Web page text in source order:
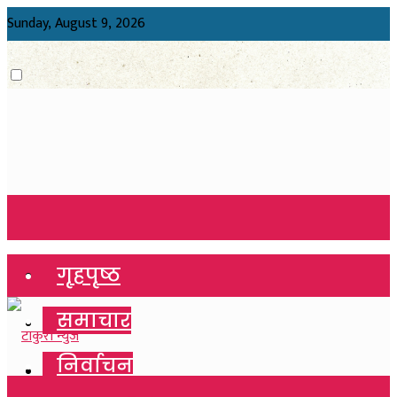
Sunday, August 9, 2026
गृहपृष्ठ
समाचार
निर्वाचन
गृहपृष्ठ
समाचार
निर्वाचन